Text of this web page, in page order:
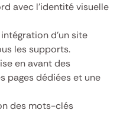
avec l’identité visuelle
intégration d’un site
les supports.
en avant des
pages dédiées et une
des mots-clés